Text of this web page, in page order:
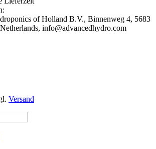
of Holland B.V., Binnenweg 4, 5683
info@advancedhydro.com
Versand